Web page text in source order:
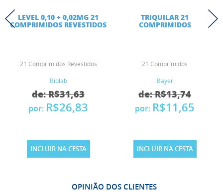
LEVEL 0,10 + 0,02MG 21
COMPRIMIDOS REVESTIDOS
21 Comprimidos Revestidos
Biolab
de: R$31,63
por: R$26,83
INCLUIR NA CESTA
TRIQUILAR 21
COMPRIMIDOS
21 Comprimidos
Bayer
de: R$13,74
por: R$11,65
INCLUIR NA CESTA
OPINIÃO DOS CLIENTES